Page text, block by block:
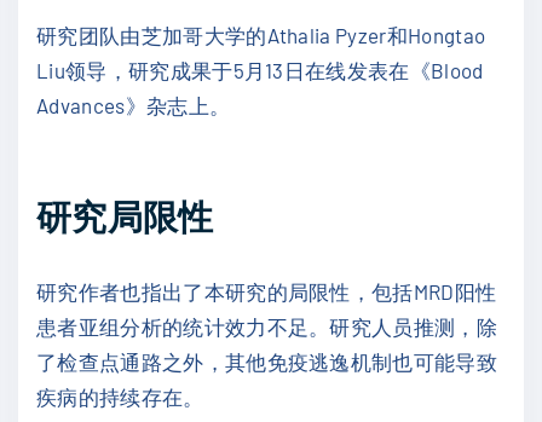
研究团队由芝加哥大学的Athalia Pyzer和Hongtao
Liu领导，研究成果于5月13日在线发表在《Blood
Advances》杂志上。
研究局限性
研究作者也指出了本研究的局限性，包括MRD阳性
患者亚组分析的统计效力不足。研究人员推测，除
了检查点通路之外，其他免疫逃逸机制也可能导致
疾病的持续存在。